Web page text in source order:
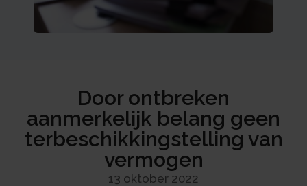
Door ontbreken
aanmerkelijk belang geen
terbeschikkingstelling van
vermogen
13 oktober 2022